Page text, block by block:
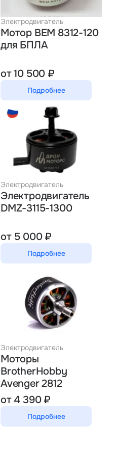
Электродвигатель
Мотор BEM 8312-120
для БПЛА
от 10 500 ₽
Подробнее
Электродвигатель
Электродвигатель
DMZ-3115-1300
от 5 000 ₽
Подробнее
Электродвигатель
Моторы
BrotherHobby
Avenger 2812
от 4 390 ₽
Подробнее